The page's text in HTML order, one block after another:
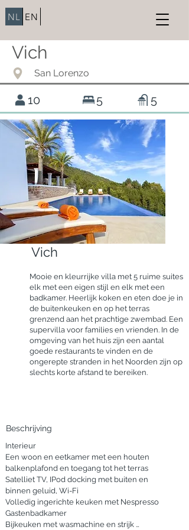
NL EN
Vich
San Lorenzo
10 5 5
Vich
Mooie en kleurrijke villa met 5 ruime suites
elk met een eigen stijl en elk met een
badkamer. Heerlijk koken en eten doe je in
de buitenkeuken en op het terras
grenzend aan het prachtige zwembad. Een
supervilla voor families en vrienden. In de
omgeving van het huis zijn een aantal
goede restaurants te vinden en de
ongerepte stranden in het Noorden zijn op
slechts korte afstand te bereiken.
Beschrijving
Interieur
Een woon en eetkamer met een houten
balkenplafond en toegang tot het terras
Satelliet TV, IPod docking met buiten en
binnen geluid, Wi-Fi
Volledig ingerichte keuken met Nespresso
Gastenbadkamer
Bijkeuken met wasmachine en strijk